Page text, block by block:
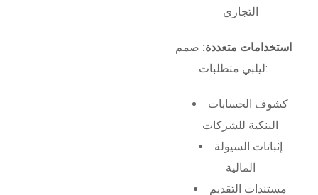
التجاري
استخدامات متعددة: صمم
ليلبي متطلبات:
كشوف الحسابات
البنكية للشركات
إثباتات السيولة
المالية
مستندات التقديم